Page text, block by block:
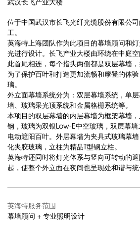
位于中国武汉市长飞光纤光缆股份有限公
工。
英海特上海团队作为此项目的幕墙顾问和
光进行设计。长飞产业大楼由环绕在中庭
此首尾相连，每个指头两侧都是双层幕墙
为了保护百叶和打造更加流畅和摩登的体
璃。
外立面幕墙系统分为：双层幕墙系统，单
墙、玻璃采光顶系统和金属格栅系统等。
本项目的双层幕墙的内层幕墙为框架幕墙
钢，玻璃为双银Low-E中空玻璃，双层幕
电动遮阳百叶。外层幕墙为夹具式玻璃幕
化夹胶玻璃，立柱为精品T型钢立柱。
英海特还同时将灯光体系与竖向可转动的
起，使整个外立面在夜间也呈现处和谐与统
英海特服务范围
幕墙顾问 + 专业照明设计